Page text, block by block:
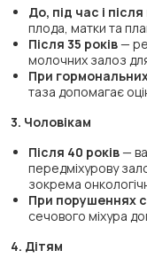
До, під час і після
плода, матки та
Після 35 років—
молочних залоз
При
таза допомагає
3. Чоловікам
Після 40 років—
передміхурову
зокрема
При порушеннях
сечового міхура
4. Дітям